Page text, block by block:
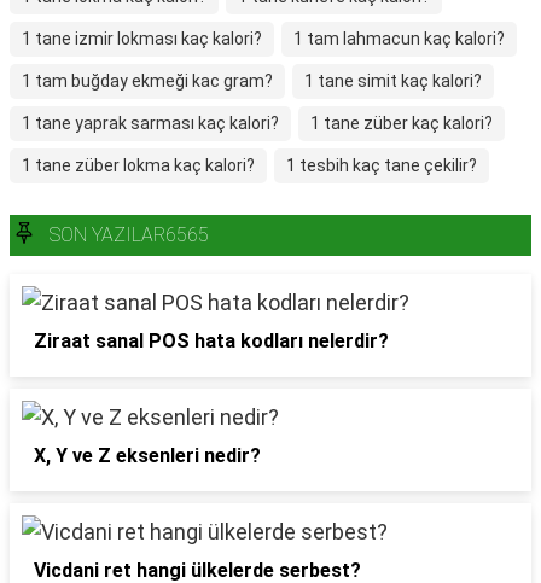
1 tane izmir lokması kaç kalori? 1 tam lahmacun kaç kalori?
1 tam buğday ekmeği kac gram? 1 tane simit kaç kalori?
1 tane yaprak sarması kaç kalori? 1 tane züber kaç kalori?
1 tane züber lokma kaç kalori? 1 tesbih kaç tane çekilir?
SON YAZILAR6565
Ziraat sanal POS hata kodları nelerdir?
X, Y ve Z eksenleri nedir?
Vicdani ret hangi ülkelerde serbest?